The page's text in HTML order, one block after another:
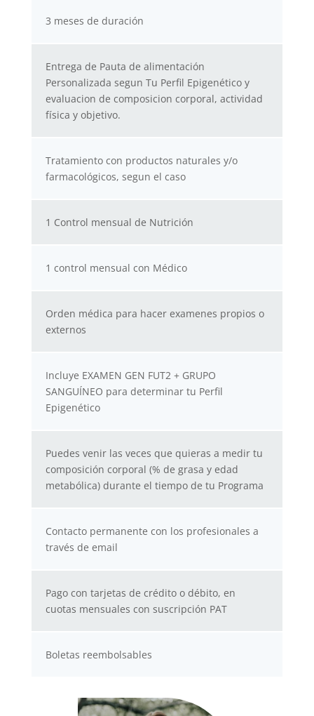
3 meses de duración
Entrega de Pauta de alimentación
Personalizada segun Tu Perfil Epigenético y
evaluacion de composicion corporal, actividad
física y objetivo.
Tratamiento con productos naturales y/o
farmacológicos, segun el caso
1 Control mensual de Nutrición
1 control mensual con Médico
Orden médica para hacer examenes propios o
externos
Incluye EXAMEN GEN FUT2 + GRUPO
SANGUÍNEO para determinar tu Perfil
Epigenético
Puedes venir las veces que quieras a medir tu
composición corporal (% de grasa y edad
metabólica) durante el tiempo de tu Programa
Contacto permanente con los profesionales a
través de email
Pago con tarjetas de crédito o débito, en
cuotas mensuales con suscripción PAT
Boletas reembolsables